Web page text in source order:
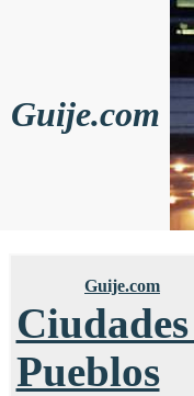
Guije.com
Guije.com
Pueblos